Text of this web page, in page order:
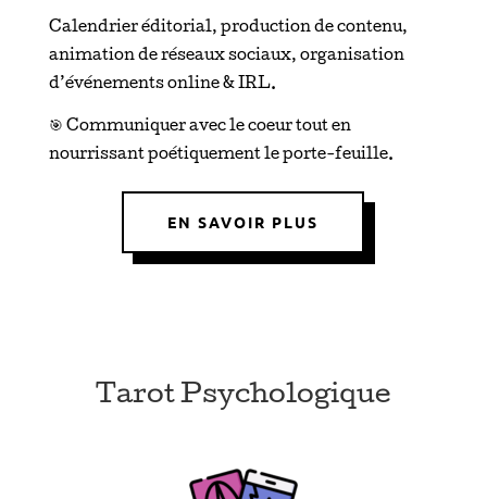
Calendrier éditorial, production de contenu,
animation de réseaux sociaux, organisation
d’événements online & IRL.
🎯 Communiquer avec le coeur tout en
nourrissant poétiquement le porte-feuille.
EN SAVOIR PLUS
Tarot Psychologique